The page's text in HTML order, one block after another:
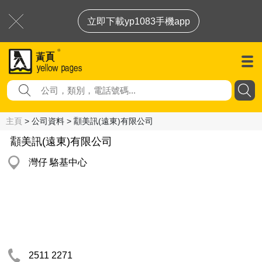
立即下載yp1083手機app
主頁 > 公司資料 > 顬美訊(遠東)有限公司
顬美訊(遠東)有限公司
灣仔 駱基中心
2511 2271